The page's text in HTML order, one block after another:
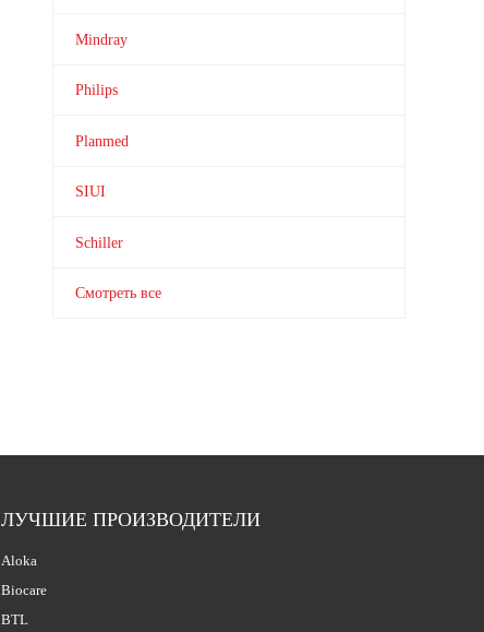
Mindray
Philips
Planmed
SIUI
Schiller
Смотреть все
ЛУЧШИЕ ПРОИЗВОДИТЕЛИ
Aloka
Biocare
BTL